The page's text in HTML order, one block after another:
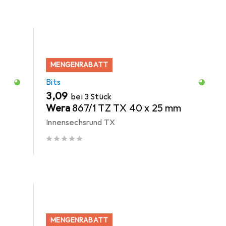
MENGENRABATT
Bits
EUR
3,09 bei 3 Stück
Wera 867/1 TZ TX 40 x 25 mm
Innensechsrund TX
MENGENRABATT